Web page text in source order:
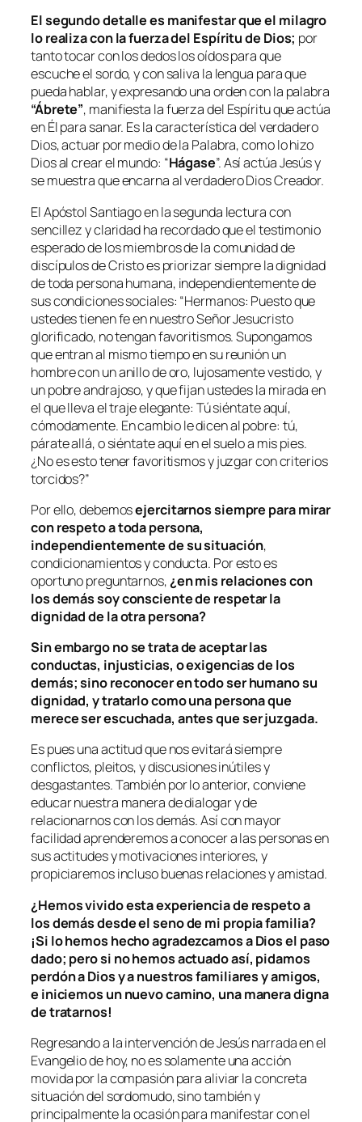
El segundo detalle es manifestar que el milagro
lo realiza con la fuerza del Espíritu de Dios; por
tanto tocar con los dedos los oídos para que
escuche el sordo, y con saliva la lengua para que
pueda hablar, y expresando una orden con la palabra
“Ábrete”, manifiesta la fuerza del Espíritu que actúa
en Él para sanar. Es la característica del verdadero
Dios, actuar por medio de la Palabra, como lo hizo
Dios al crear el mundo: “Hágase”. Así actúa Jesús y
se muestra que encarna al verdadero Dios Creador.
El Apóstol Santiago en la segunda lectura con
sencillez y claridad ha recordado que el testimonio
esperado de los miembros de la comunidad de
discípulos de Cristo es priorizar siempre la dignidad
de toda persona humana, independientemente de
sus condiciones sociales: “Hermanos: Puesto que
ustedes tienen fe en nuestro Señor Jesucristo
glorificado, no tengan favoritismos. Supongamos
que entran al mismo tiempo en su reunión un
hombre con un anillo de oro, lujosamente vestido, y
un pobre andrajoso, y que fijan ustedes la mirada en
el que lleva el traje elegante: Tú siéntate aquí,
cómodamente. En cambio le dicen al pobre: tú,
párate allá, o siéntate aquí en el suelo a mis pies.
¿No es esto tener favoritismos y juzgar con criterios
torcidos?”
Por ello, debemosejercitarnos siempre para mirar
con respeto a toda persona,
independientemente de su situación,
condicionamientos y conducta. Por esto es
oportuno preguntarnos,¿en mis relaciones con
los demás soy consciente de respetar la
dignidad de la otra persona?
Sin embargo no se trata de aceptar las
conductas, injusticias, o exigencias de los
demás; sino reconocer en todo ser humano su
dignidad, y tratarlo como una persona que
merece ser escuchada, antes que ser juzgada.
Es pues una actitud que nos evitará siempre
conflictos, pleitos, y discusiones inútiles y
desgastantes. También por lo anterior, conviene
educar nuestra manera de dialogar y de
relacionarnos con los demás. Así con mayor
facilidad aprenderemos a conocer a las personas en
sus actitudes y motivaciones interiores, y
propiciaremos incluso buenas relaciones y amistad.
¿Hemos vivido esta experiencia de respeto a
los demás desde el seno de mi propia familia?
¡Si lo hemos hecho agradezcamos a Dios el paso
dado; pero si no hemos actuado así, pidamos
perdón a Dios y a nuestros familiares y amigos,
e iniciemos un nuevo camino, una manera digna
de tratarnos!
Regresando a la intervención de Jesús narrada en el
Evangelio de hoy, no es solamente una acción
movida por la compasión para aliviar la concreta
situación del sordomudo, sino también y
principalmente la ocasión para manifestar con el